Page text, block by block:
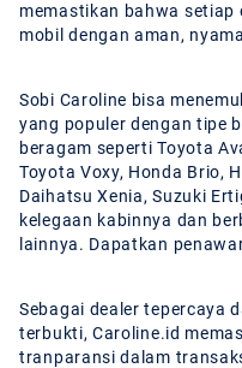
memastikan bahwa
mobil dengan aman,
Sobi Caroline bisa
yang populer dengan tipe
beragam seperti Toyota
Toyota Voxy, Honda Brio,
Daihatsu Xenia, Suzuki
kelegaan kabinnya dan
lainnya. Dapatkan
Sebagai dealer tepercaya
terbukti, Caroline.id
tranparansi dalam